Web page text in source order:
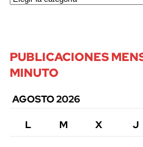
PUBLICACIONES
MINUTO
AGOSTO 2026
L
M X J